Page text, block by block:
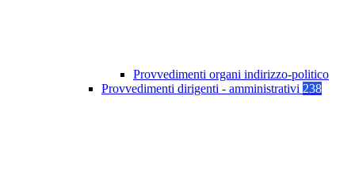
Provvedimenti organi indirizzo-politico
Provvedimenti dirigenti - amministrativi 238